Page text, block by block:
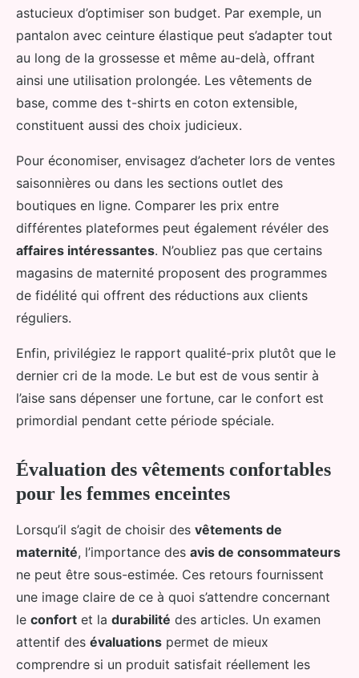
astucieux d’optimiser son budget. Par exemple, un
pantalon avec ceinture élastique peut s’adapter tout
au long de la grossesse et même au-delà, offrant
ainsi une utilisation prolongée. Les vêtements de
base, comme des t-shirts en coton extensible,
constituent aussi des choix judicieux.
Pour économiser, envisagez d’acheter lors de ventes
saisonnières ou dans les sections outlet des
boutiques en ligne. Comparer les prix entre
différentes plateformes peut également révéler des
affaires intéressantes. N’oubliez pas que certains
magasins de maternité proposent des programmes
de fidélité qui offrent des réductions aux clients
réguliers.
Enfin, privilégiez le rapport qualité-prix plutôt que le
dernier cri de la mode. Le but est de vous sentir à
l’aise sans dépenser une fortune, car le confort est
primordial pendant cette période spéciale.
Évaluation des vêtements confortables
pour les femmes enceintes
Lorsqu’il s’agit de choisir des vêtements de
maternité, l’importance des avis de consommateurs
ne peut être sous-estimée. Ces retours fournissent
une image claire de ce à quoi s’attendre concernant
le confort et la durabilité des articles. Un examen
attentif des évaluations permet de mieux
comprendre si un produit satisfait réellement les